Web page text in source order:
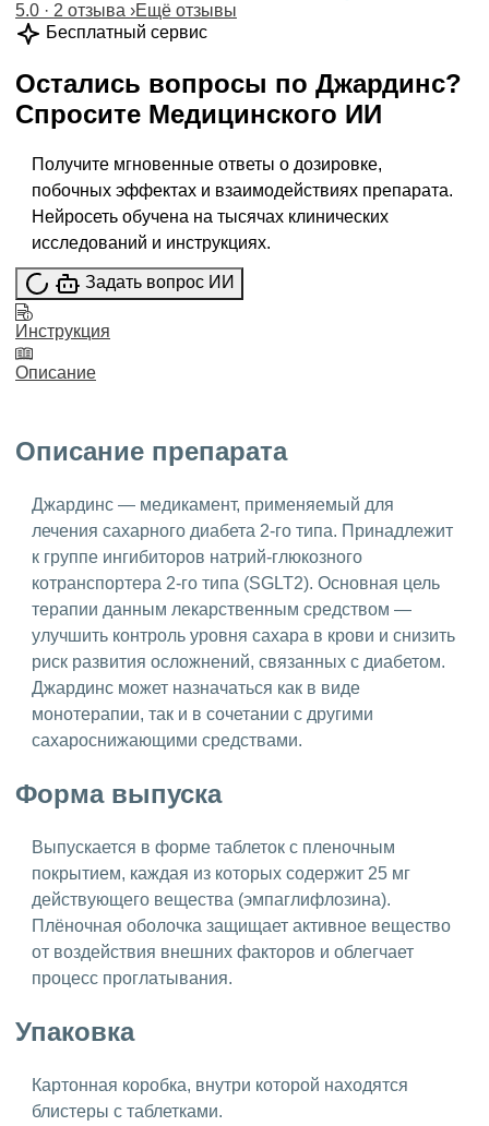
5.0 · 2 отзыва ›Ещё отзывы
Бесплатный сервис
Остались вопросы по Джардинс?
Спросите Медицинского ИИ
Получите мгновенные ответы о дозировке,
побочных эффектах и взаимодействиях препарата.
Нейросеть обучена на тысячах клинических
исследований и инструкциях.
Задать вопрос ИИ
Инструкция
Описание
Описание препарата
Джардинс — медикамент, применяемый для
лечения сахарного диабета 2-го типа. Принадлежит
к группе ингибиторов натрий-глюкозного
котранспортера 2-го типа (SGLT2). Основная цель
терапии данным лекарственным средством —
улучшить контроль уровня сахара в крови и снизить
риск развития осложнений, связанных с диабетом.
Джардинс может назначаться как в виде
монотерапии, так и в сочетании с другими
сахароснижающими средствами.
Форма выпуска
Выпускается в форме таблеток с пленочным
покрытием, каждая из которых содержит 25 мг
действующего вещества (эмпаглифлозина).
Плёночная оболочка защищает активное вещество
от воздействия внешних факторов и облегчает
процесс проглатывания.
Упаковка
Картонная коробка, внутри которой находятся
блистеры с таблетками.